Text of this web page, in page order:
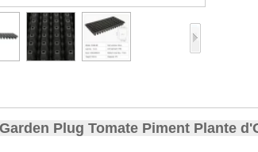
Plug Tomate Piment Plante